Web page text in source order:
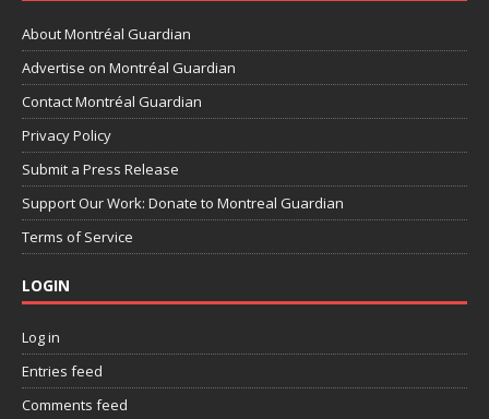
About Montréal Guardian
Advertise on Montréal Guardian
Contact Montréal Guardian
Privacy Policy
Submit a Press Release
Support Our Work: Donate to Montreal Guardian
Terms of Service
LOGIN
Log in
Entries feed
Comments feed